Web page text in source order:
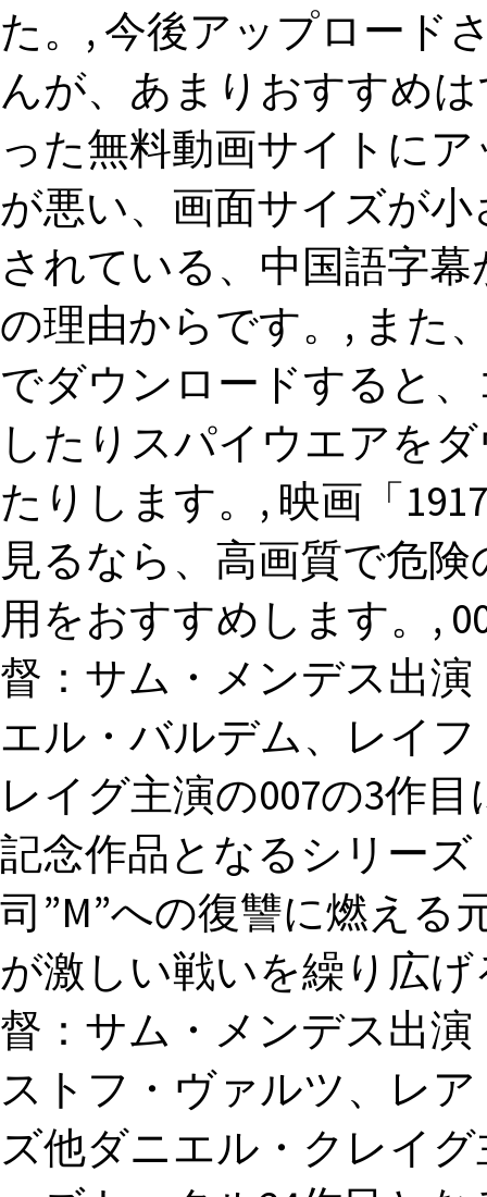
た。, 今後アップロード
んが、あまりおすすめ
った無料動画サイトに
が悪い、画面サイズが
されている、中国語字
の理由からです。, また
でダウンロードすると
したりスパイウエアを
たりします。, 映画「
見るなら、高画質で危
用をおすすめします。,
督：サム・メンデス出
エル・バルデム、レイ
レイグ主演の007の3作
記念作品となるシリー
司”M”への復讐に燃える
が激しい戦いを繰り広げ
督：サム・メンデス出
ストフ・ヴァルツ、レ
ズ他ダニエル・クレイ